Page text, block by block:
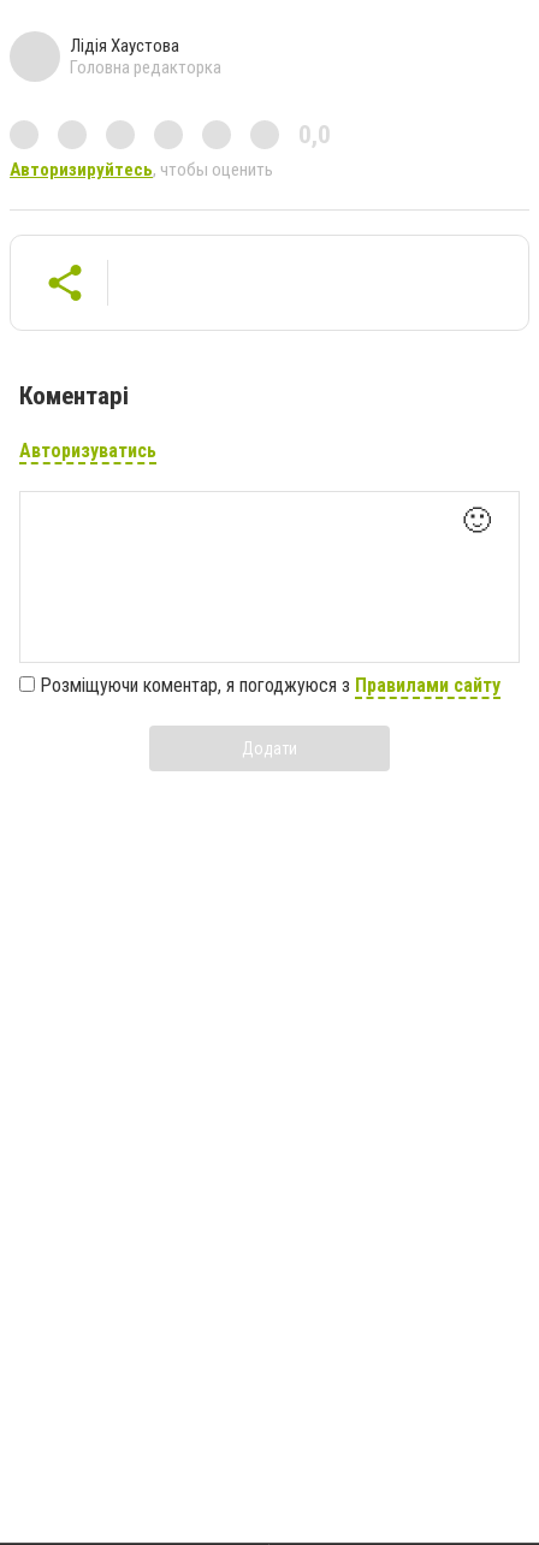
Лідія Хаустова
Головна редакторка
0,0
Авторизируйтесь, чтобы оценить
Коментарі
Авторизуватись
🙂
Розміщуючи коментар, я погоджуюся з Правилами сайту
Додати